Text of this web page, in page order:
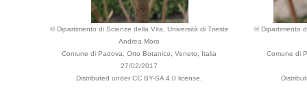
© Dipartimento di Scienze della Vita, Università di Trieste
Andrea Moro
Comune di Padova, Orto Botanico, Veneto, Italia
27/02/2017
Distributed under CC BY-SA 4.0 license.
© Dipartimento
Comune di